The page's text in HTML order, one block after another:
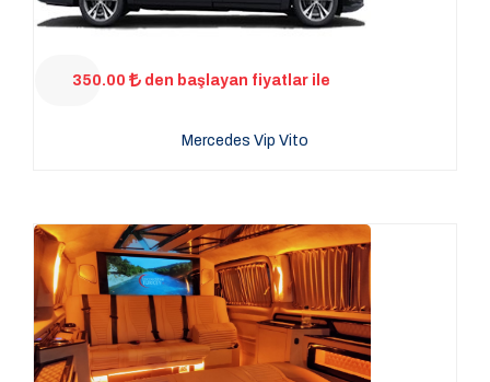
350.00 den başlayan fiyatlar ile
Mercedes Vip Vito